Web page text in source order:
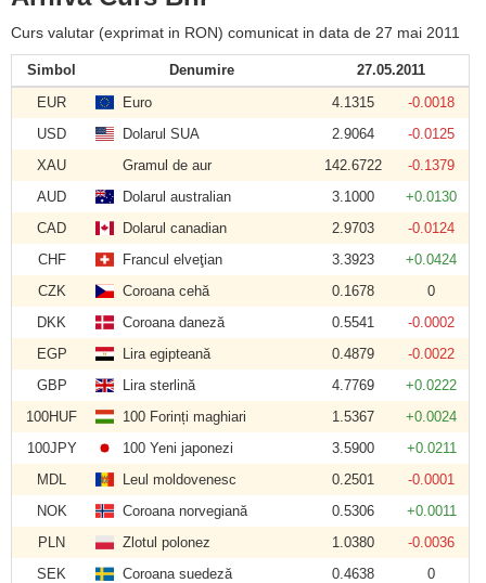
Curs valutar (exprimat in RON) comunicat in data de 27 mai 2011
Simbol Denumire
27.05.2011
EUR
Euro 4.1315
-0.0018
USD
Dolarul SUA 2.9064
-0.0125
XAU
Gramul de aur 142.6722
-0.1379
AUD
Dolarul australian 3.1000
+0.0130
CAD
Dolarul canadian 2.9703
-0.0124
CHF
Francul elveţian 3.3923
+0.0424
CZK
Coroana cehă 0.1678
0
DKK
Coroana daneză 0.5541
-0.0002
EGP
Lira egipteană 0.4879
-0.0022
GBP
Lira sterlină 4.7769
+0.0222
100HUF
100 Forinți maghiari 1.5367
+0.0024
100JPY
100 Yeni japonezi 3.5900
+0.0211
MDL
Leul moldovenesc 0.2501
-0.0001
NOK
Coroana norvegiană 0.5306
+0.0011
PLN
Zlotul polonez 1.0380
-0.0036
SEK
Coroana suedeză 0.4638
0